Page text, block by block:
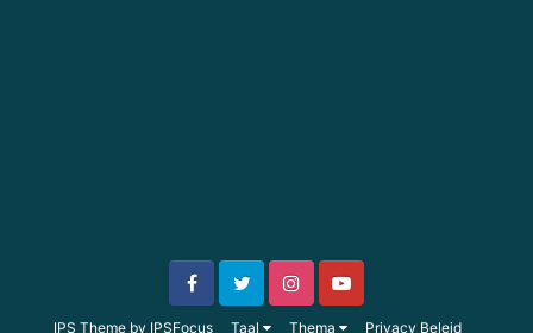
IPS Theme by IPSFocus Taal Thema Privacy Beleid